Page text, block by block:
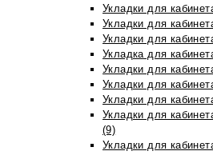
Укладки для
Укладки для
Укладки для
Укладка для
Укладки для
Укладки для
Укладки для
Укладки для
(9)
Укладки для